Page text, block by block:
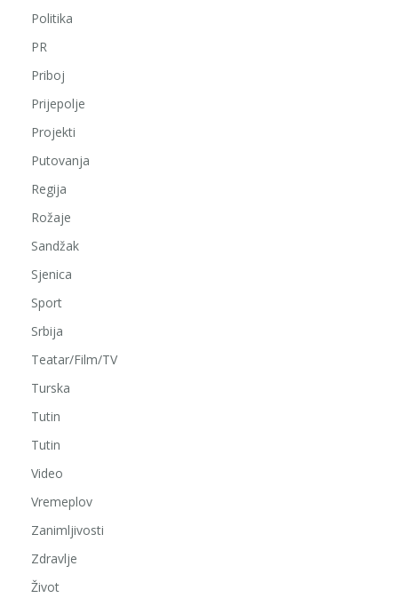
Politika
PR
Priboj
Prijepolje
Projekti
Putovanja
Regija
Rožaje
Sandžak
Sjenica
Sport
Srbija
Teatar/Film/TV
Turska
Tutin
Tutin
Video
Vremeplov
Zanimljivosti
Zdravlje
Život